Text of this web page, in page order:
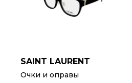
SAINT LAURENT
Очки и оправы